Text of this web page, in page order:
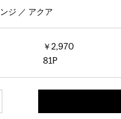
ジ ／ アクア
￥2,970
81P